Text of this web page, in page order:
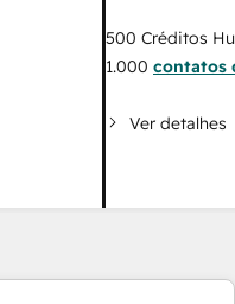
500 Créditos
1.000 contatos
Ver detalhes